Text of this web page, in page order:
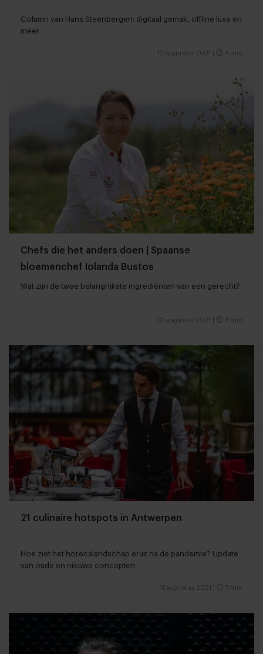
Column van Hans Steenbergen: digitaal gemak, offline luxe en
meer
12 augustus 2021 3 min
Chefs die het anders doen | Spaanse
bloemenchef Iolanda Bustos
Wat zijn de twee belangrijkste ingrediënten van een gerecht?
12 augustus 2021 3 min
21 culinaire hotspots in Antwerpen
Hoe ziet het horecalandschap eruit na de pandemie? Update
van oude en nieuwe concepten
11 augustus 2021 7 min